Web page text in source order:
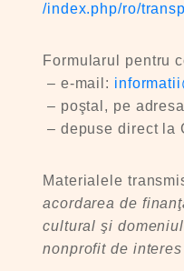
/index.php/ro/
Formularul pentru
– e-mail:
– poştal, pe
– depuse direct la
Materialele
acordarea de
cultural şi
nonprofit de